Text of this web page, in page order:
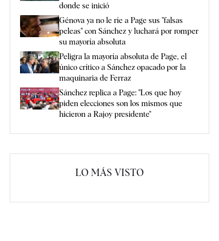
donde se inició
Génova ya no le ríe a Page sus "falsas
peleas" con Sánchez y luchará por romper
su mayoría absoluta
Peligra la mayoría absoluta de Page, el
único crítico a Sánchez opacado por la
maquinaria de Ferraz
Sánchez replica a Page: "Los que hoy
piden elecciones son los mismos que
hicieron a Rajoy presidente"
LO MÁS VISTO